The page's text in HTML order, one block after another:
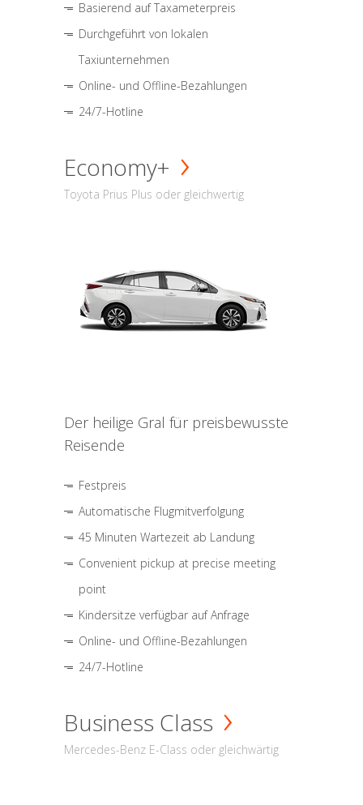
Basierend auf Taxameterpreis
Durchgeführt von lokalen
Taxiunternehmen
Online- und Offline-Bezahlungen
24/7-Hotline
Economy+
Toyota Prius Plus oder gleichwertig
Der heilige Gral für preisbewusste
Reisende
Festpreis
Automatische Flugmitverfolgung
45 Minuten Wartezeit ab Landung
Convenient pickup at precise meeting
point
Kindersitze verfügbar auf Anfrage
Online- und Offline-Bezahlungen
24/7-Hotline
Business Class
Mercedes-Benz E-Class oder gleichwärtig